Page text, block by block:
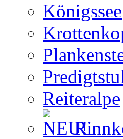
Königssee
Reiteralpe